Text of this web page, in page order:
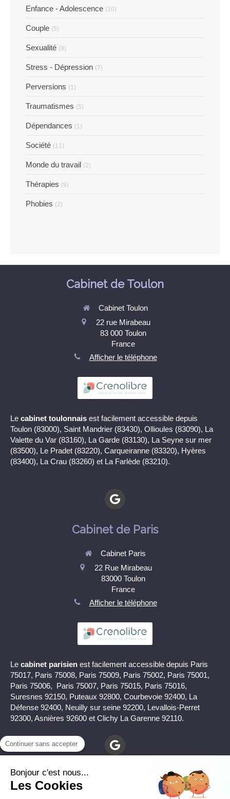
Enfance - Adolescence (10)
Couple (5)
Sexualité (8)
Stress - Dépression (7)
Perversions (1)
Traumatismes (5)
Dépendances (1)
Société (11)
Monde du travail (2)
Thérapies (9)
Phobies (2)
Cabinet de Toulon
Cabinet Toulon
22 rue Mirabeau
83 000 Toulon
France
Afficher le téléphone
Le cabinet toulonnais est facilement accessible depuis
Toulon (83000), Saint Mandrier (83430), Ollioules (83090), La
Valette du Var (83160), La Garde (83130), La Seyne sur mer
(83500), Le Pradet (83220), Carqueiranne (83320), Hyères
(83400), La Crau (83260) et La Farlède (83210).
Cabinet de Paris
Cabinet Paris
22 Rue Mirabeau
83000 Toulon
France
Afficher le téléphone
Le cabinet parisien est facilement accessible depuis Paris
75017, Paris 75008, Paris 75009, Paris 75002, Paris 75001,
Paris 75006, Paris 75007, Paris 75015, Paris 75016,
Suresnes 92150, Puteaux 92800, Courbevoie 92400, La
Défense 92400, Neuilly sur seine 92200, Levallois-Perret
92300, Asnières 92600 et Clichy La Garenne 92110.
Continuer sans accepter
Bonjour c'est nous...
Les Cookies